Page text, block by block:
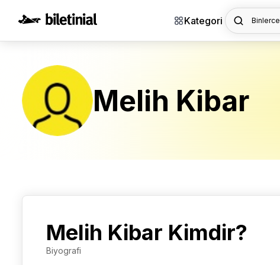
Kategori
Melih Kibar
Melih Kibar Kimdir?
Biyografi